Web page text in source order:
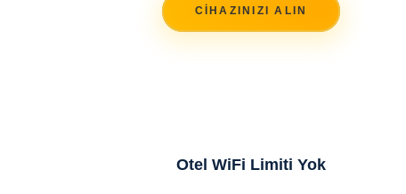
CİHAZINIZI ALIN
Otel WiFi Limiti Yok